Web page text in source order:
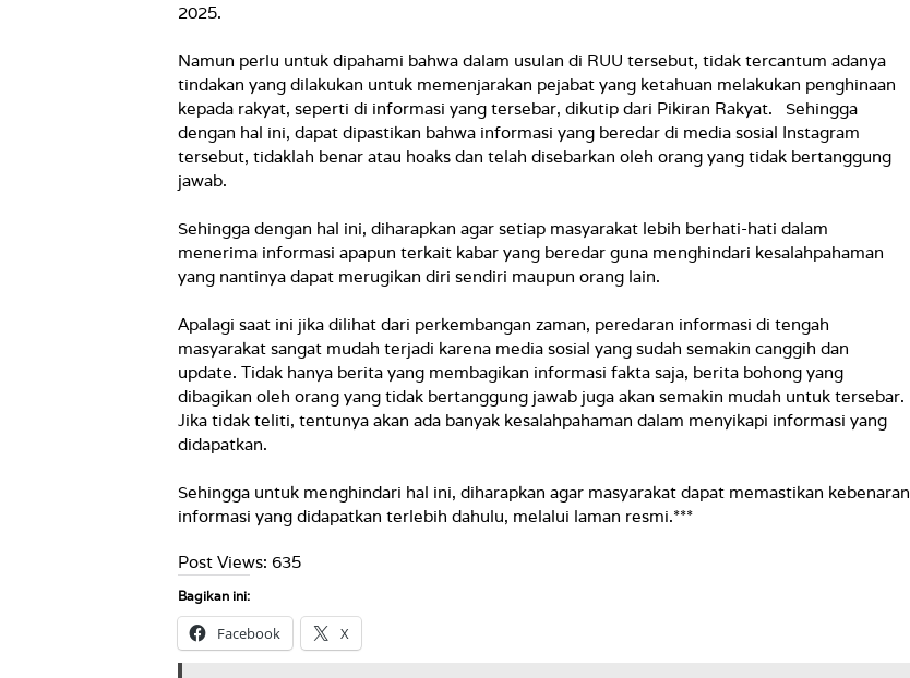
2025.
Namun perlu untuk dipahami bahwa dalam usulan di RUU tersebut, tidak tercantum adanya
tindakan yang dilakukan untuk memenjarakan pejabat yang ketahuan melakukan penghinaan
kepada rakyat, seperti di informasi yang tersebar, dikutip dari Pikiran Rakyat. Sehingga
dengan hal ini, dapat dipastikan bahwa informasi yang beredar di media sosial Instagram
tersebut, tidaklah benar atau hoaks dan telah disebarkan oleh orang yang tidak bertanggung
jawab.
Sehingga dengan hal ini, diharapkan agar setiap masyarakat lebih berhati-hati dalam
menerima informasi apapun terkait kabar yang beredar guna menghindari kesalahpahaman
yang nantinya dapat merugikan diri sendiri maupun orang lain.
Apalagi saat ini jika dilihat dari perkembangan zaman, peredaran informasi di tengah
masyarakat sangat mudah terjadi karena media sosial yang sudah semakin canggih dan
update. Tidak hanya berita yang membagikan informasi fakta saja, berita bohong yang
dibagikan oleh orang yang tidak bertanggung jawab juga akan semakin mudah untuk tersebar.
Jika tidak teliti, tentunya akan ada banyak kesalahpahaman dalam menyikapi informasi yang
didapatkan.
Sehingga untuk menghindari hal ini, diharapkan agar masyarakat dapat memastikan kebenaran
informasi yang didapatkan terlebih dahulu, melalui laman resmi.***
Post Views: 635
Bagikan ini:
Facebook X